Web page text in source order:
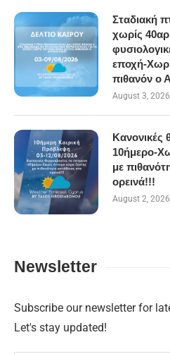
Σταδιακή
χωρίς
εποχή-
πιθανόν ο
August 3, 2026
Κανονικές
10ήμερο-
με
ορεινά!!!
August 2, 2026
Newsletter
Subscribe our newsletter for
Let's stay updated!